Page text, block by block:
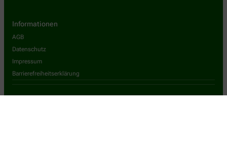
Informationen
AGB
Datenschutz
Impressum
Barrierefreiheitserklärung